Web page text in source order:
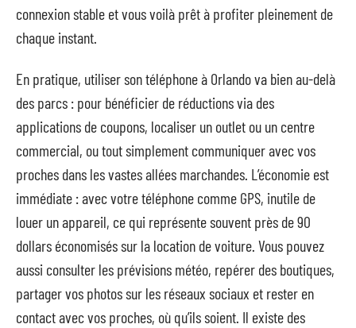
connexion stable et vous voilà prêt à profiter pleinement de
chaque instant.
En pratique, utiliser son téléphone à Orlando va bien au-delà
des parcs : pour bénéficier de réductions via des
applications de coupons, localiser un outlet ou un centre
commercial, ou tout simplement communiquer avec vos
proches dans les vastes allées marchandes. L’économie est
immédiate : avec votre téléphone comme GPS, inutile de
louer un appareil, ce qui représente souvent près de 90
dollars économisés sur la location de voiture. Vous pouvez
aussi consulter les prévisions météo, repérer des boutiques,
partager vos photos sur les réseaux sociaux et rester en
contact avec vos proches, où qu’ils soient. Il existe des